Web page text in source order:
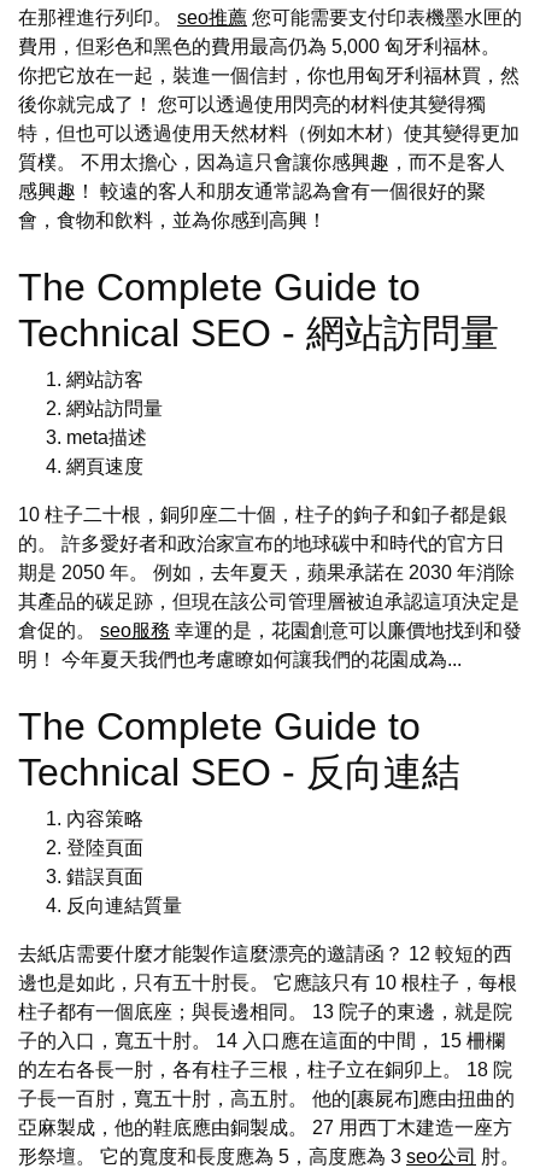
在那裡進行列印。 seo推薦 您可能需要支付印表機墨水匣的
費用，但彩色和黑色的費用最高仍為 5,000 匈牙利福林。
你把它放在一起，裝進一個信封，你也用匈牙利福林買，然
後你就完成了！ 您可以透過使用閃亮的材料使其變得獨
特，但也可以透過使用天然材料（例如木材）使其變得更加
質樸。 不用太擔心，因為這只會讓你感興趣，而不是客人
感興趣！ 較遠的客人和朋友通常認為會有一個很好的聚
會，食物和飲料，並為你感到高興！
The Complete Guide to
Technical SEO - 網站訪問量
網站訪客
網站訪問量
meta描述
網頁速度
10 柱子二十根，銅卯座二十個，柱子的鉤子和釦子都是銀
的。 許多愛好者和政治家宣布的地球碳中和時代的官方日
期是 2050 年。 例如，去年夏天，蘋果承諾在 2030 年消除
其產品的碳足跡，但現在該公司管理層被迫承認這項決定是
倉促的。 seo服務 幸運的是，花園創意可以廉價地找到和發
明！ 今年夏天我們也考慮瞭如何讓我們的花園成為...
The Complete Guide to
Technical SEO - 反向連結
內容策略
登陸頁面
錯誤頁面
反向連結質量
去紙店需要什麼才能製作這麼漂亮的邀請函？ 12 較短的西
邊也是如此，只有五十肘長。 它應該只有 10 根柱子，每根
柱子都有一個底座；與長邊相同。 13 院子的東邊，就是院
子的入口，寬五十肘。 14 入口應在這面的中間， 15 柵欄
的左右各長一肘，各有柱子三根，柱子立在銅卯上。 18 院
子長一百肘，寬五十肘，高五肘。 他的[裹屍布]應由扭曲的
亞麻製成，他的鞋底應由銅製成。 27 用西丁木建造一座方
形祭壇。 它的寬度和長度應為 5，高度應為 3 seo公司
肘。